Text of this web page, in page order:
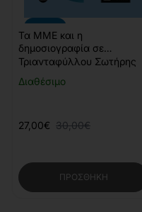
Διαθέσιμο
Τα ΜΜΕ και η
δημοσιογραφία σε
μετάβαση (2η έκδοση)
Τριανταφύλλου Σωτήρης
27,00€ 30,00€
ΠΡΟΣΘΉΚΗ